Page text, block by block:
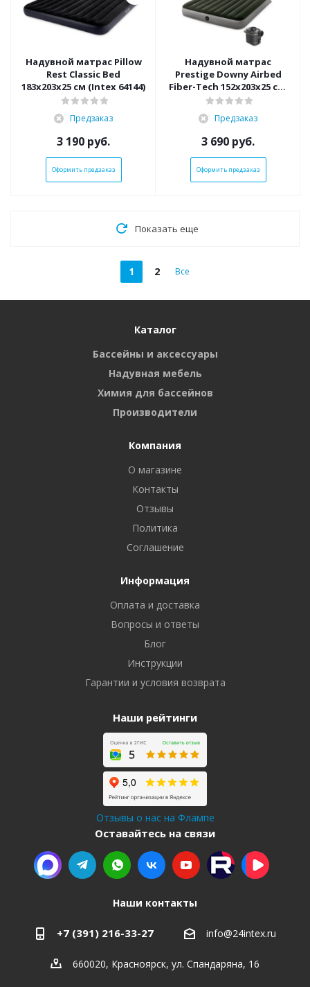
Надувной матрас Pillow
Rest Classic Bed
183х203х25 см (Intex 64144)
Предзаказ
3 190 руб.
Оформить предзаказ
Надувной матрас
Prestige Downy Airbed
Fiber-Tech 152х203х25 см,
с насосом на батарейках
(Intex 64779)
Предзаказ
3 690 руб.
Оформить предзаказ
Показать еще
1 2 Все
Каталог
Бассейны и аксессуары
Надувная мебель
Химия для бассейнов
Производители
Компания
О магазине
Контакты
Отзывы
Политика
Соглашение
Информация
Оплата и доставка
Вопросы и ответы
Блог
Инструкции
Гарантии и условия возврата
Наши рейтинги
Отзывы о нас на Флампе
Оставайтесь на связи
Наши контакты
+7 (391) 216-33-27 info@24intex.ru
660020, Красноярск, ул. Спандаряна, 16